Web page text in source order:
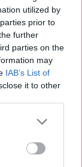
utilized by
prior to
further
parties on the
may
IAB’s List of
it to other